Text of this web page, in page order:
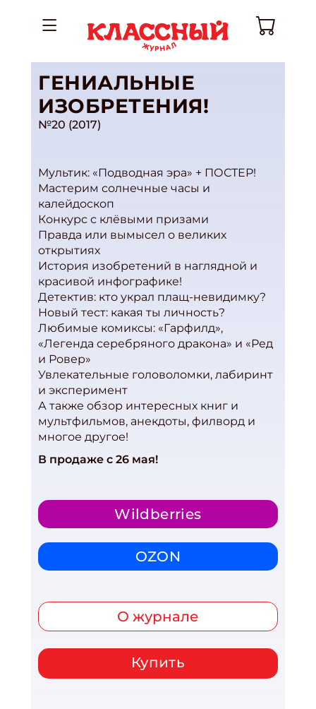
ГЕНИАЛЬНЫЕ
ИЗОБРЕТЕНИЯ!
№20 (2017)
Мультик: «Подводная эра» + ПОСТЕР!
Мастерим солнечные часы и
калейдоскоп
Конкурс с клёвыми призами
Правда или вымысел о великих
открытиях
История изобретений в наглядной и
красивой инфографике!
Детектив: кто украл плащ-невидимку?
Новый тест: какая ты личность?
Любимые комиксы: «Гарфилд»,
«Легенда серебряного дракона» и «Ред
и Ровер»
Увлекательные головоломки, лабиринт
и эксперимент
А также обзор интересных книг и
мультфильмов, анекдоты, филворд и
многое другое!
В продаже с 26 мая!
Wildberries
OZON
О журнале
Купить